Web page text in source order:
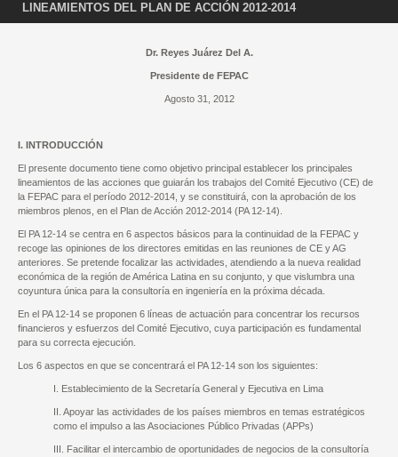
LINEAMIENTOS DEL PLAN DE ACCIÓN 2012-2014
Dr. Reyes Juárez Del A.
Presidente de FEPAC
Agosto 31, 2012
I. INTRODUCCIÓN
El presente documento tiene como objetivo principal establecer los principales
lineamientos de las acciones que guiarán los trabajos del Comité Ejecutivo (CE) de
la FEPAC para el período 2012-2014, y se constituirá, con la aprobación de los
miembros plenos, en el Plan de Acción 2012-2014 (PA 12-14).
El PA 12-14 se centra en 6 aspectos básicos para la continuidad de la FEPAC y
recoge las opiniones de los directores emitidas en las reuniones de CE y AG
anteriores. Se pretende focalizar las actividades, atendiendo a la nueva realidad
económica de la región de América Latina en su conjunto, y que vislumbra una
coyuntura única para la consultoría en ingeniería en la próxima década.
En el PA 12-14 se proponen 6 líneas de actuación para concentrar los recursos
financieros y esfuerzos del Comité Ejecutivo, cuya participación es fundamental
para su correcta ejecución.
Los 6 aspectos en que se concentrará el PA 12-14 son los siguientes:
I. Establecimiento de la Secretaría General y Ejecutiva en Lima
II. Apoyar las actividades de los países miembros en temas estratégicos
como el impulso a las Asociaciones Público Privadas (APPs)
III. Facilitar el intercambio de oportunidades de negocios de la consultoría